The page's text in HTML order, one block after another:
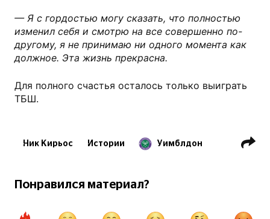
— Я с гордостью могу сказать, что полностью
изменил себя и смотрю на все совершенно по-
другому, я не принимаю ни одного момента как
должное. Эта жизнь прекрасна.
Для полного счастья осталось только выиграть
ТБШ.
Ник Кирьос Истории Уимблдон
Понравился материал?